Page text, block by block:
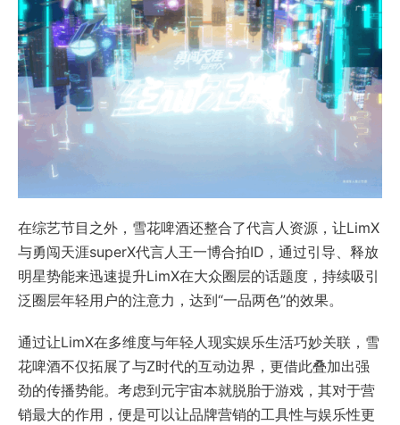
在综艺节目之外，雪花啤酒还整合了代言人资源，让LimX
与勇闯天涯superX代言人王一博合拍ID，通过引导、释放
明星势能来迅速提升LimX在大众圈层的话题度，持续吸引
泛圈层年轻用户的注意力，达到“一品两色”的效果。
通过让LimX在多维度与年轻人现实娱乐生活巧妙关联，雪
花啤酒不仅拓展了与Z时代的互动边界，更借此叠加出强
劲的传播势能。考虑到元宇宙本就脱胎于游戏，其对于营
销最大的作用，便是可以让品牌营销的工具性与娱乐性更